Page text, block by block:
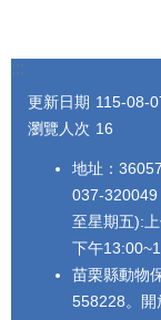
:::
更新日期 115-08-
瀏覽人次 16
地址：
037-320049
至星期五):
下午
苗栗縣動物
558228。開